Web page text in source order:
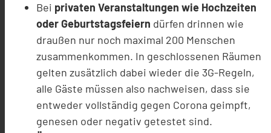
Bei privaten Veranstaltungen wie Hochzeiten
oder Geburtstagsfeiern dürfen drinnen wie
draußen nur noch maximal 200 Menschen
zusammenkommen. In geschlossenen Räumen
gelten zusätzlich dabei wieder die 3G-Regeln,
alle Gäste müssen also nachweisen, dass sie
entweder vollständig gegen Corona geimpft,
genesen oder negativ getestet sind.